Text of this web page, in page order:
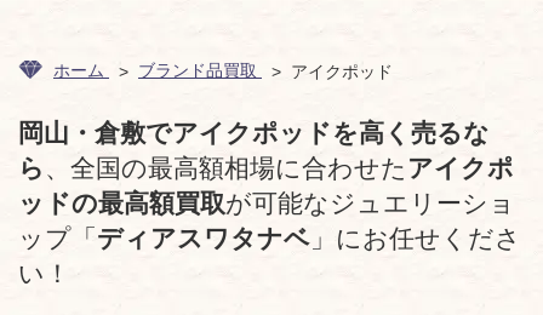
ホーム ブランド品買取 アイクポッド
岡山・倉敷でアイクポッドを高く売るな
ら 、全国の最高額相場に合わせた アイクポ
ッドの最高額買取が可能なジュエリーショ
ップ「 ディアスワタナベ 」にお任せくださ
い！